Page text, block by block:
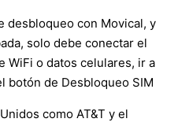
desbloqueo con Movical, y
solo debe conectar el
WiFi o datos celulares, ir a
botón de Desbloqueo SIM
como AT&T y el